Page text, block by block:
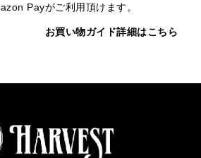
Payがご利用頂けます。
お買い物ガイド詳細はこちら